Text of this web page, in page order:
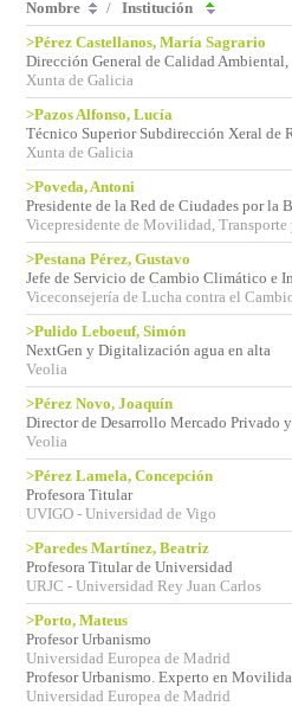
Nombre / Institución
>Pérez Castellanos, María Sagrario
Dirección General de Calidad
Xunta de Galicia
>Pazos Alfonso, Lucía
Técnico Superior Subdirección Xeral de
Xunta de Galicia
>Poveda, Antoni
Presidente de la Red de Ciudades por la
Vicepresidente de Movilidad,
>Pestana Pérez, Gustavo
Jefe de Servicio de Cambio Climático e
Viceconsejería de Lucha contra el
>Pulido Leboeuf, Simón
NextGen y Digitalización agua en alta
Veolia
>Pérez Novo, Joaquín
Director de Desarrollo Mercado Privado
Veolia
>Pérez Lamela, Concepción
Profesora Titular
UVIGO - Universidad de Vigo
>Paredes Martínez, Beatriz
Profesora Titular de Universidad
URJC - Universidad Rey Juan Carlos
>Porto, Mateus
Profesor Urbanismo
Universidad Europea de Madrid
Profesor Urbanismo. Experto en
Universidad Europea de Madrid